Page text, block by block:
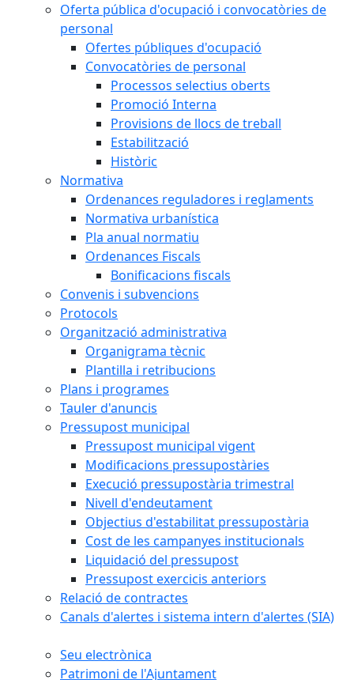
Oferta pública d'ocupació i convocatòries de
personal
Ofertes públiques d'ocupació
Convocatòries de personal
Processos selectius oberts
Promoció Interna
Provisions de llocs de treball
Estabilització
Històric
Normativa
Ordenances reguladores i reglaments
Normativa urbanística
Pla anual normatiu
Ordenances Fiscals
Bonificacions fiscals
Convenis i subvencions
Protocols
Organització administrativa
Organigrama tècnic
Plantilla i retribucions
Plans i programes
Tauler d'anuncis
Pressupost municipal
Pressupost municipal vigent
Modificacions pressupostàries
Execució pressupostària trimestral
Nivell d'endeutament
Objectius d'estabilitat pressupostària
Cost de les campanyes institucionals
Liquidació del pressupost
Pressupost exercicis anteriors
Relació de contractes
Canals d'alertes i sistema intern d'alertes (SIA)
Seu electrònica
Patrimoni de l'Ajuntament